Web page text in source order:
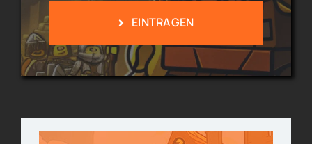
EINTRAGEN